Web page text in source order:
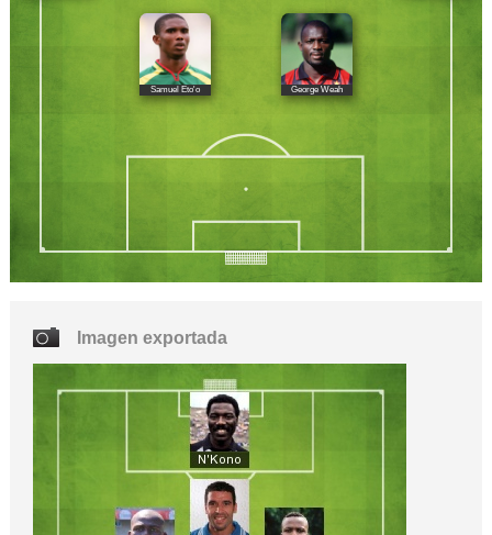
Samuel Eto'o George Weah
Imagen exportada